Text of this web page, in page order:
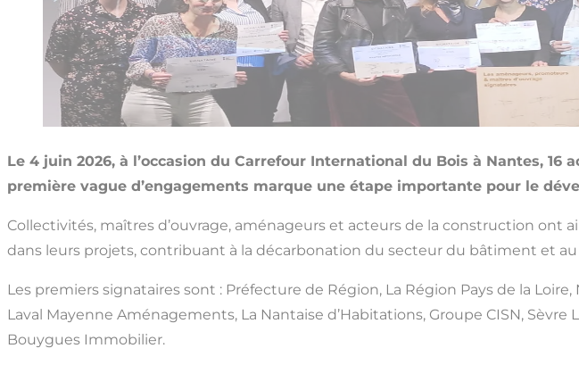
Le 4 juin 2026, à l’occasion du Carrefour International du Bois à Nantes,
première vague d’engagements marque une étape importante pour le
Collectivités, maîtres d’ouvrage, aménageurs et acteurs de la construction ont
dans leurs projets, contribuant à la décarbonation du secteur du bâtiment et
Les premiers signataires sont : Préfecture de Région, La Région Pays de la
Laval Mayenne Aménagements, La Nantaise d’Habitations, Groupe CISN,
Bouygues Immobilier.